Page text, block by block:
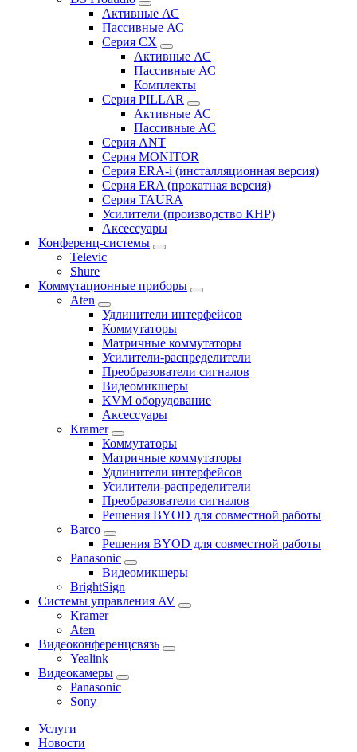
Активные АС
Пассивные АС
Серия CX
Активные АС
Пассивные АС
Комплекты
Серия PILLAR
Активные АС
Пассивные АС
Серия ANT
Серия MONITOR
Серия ERA-i (инсталляционная версия)
Серия ERA (прокатная версия)
Серия TAURA
Усилители (производство КНР)
Аксессуары
Конференц-системы
Televic
Shure
Коммутационные приборы
Aten
Удлинители интерфейсов
Коммутаторы
Матричные коммутаторы
Усилители-распределители
Преобразователи сигналов
Видеомикшеры
KVM оборудование
Аксессуары
Kramer
Коммутаторы
Матричные коммутаторы
Удлинители интерфейсов
Усилители-распределители
Преобразователи сигналов
Решения BYOD для совместной работы
Barco
Решения BYOD для совместной работы
Panasonic
Видеомикшеры
BrightSign
Системы управления AV
Kramer
Aten
Видеоконференцсвязь
Yealink
Видеокамеры
Panasonic
Sony
Услуги
Новости